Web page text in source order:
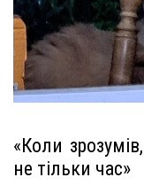
«Коли
не тільки час»